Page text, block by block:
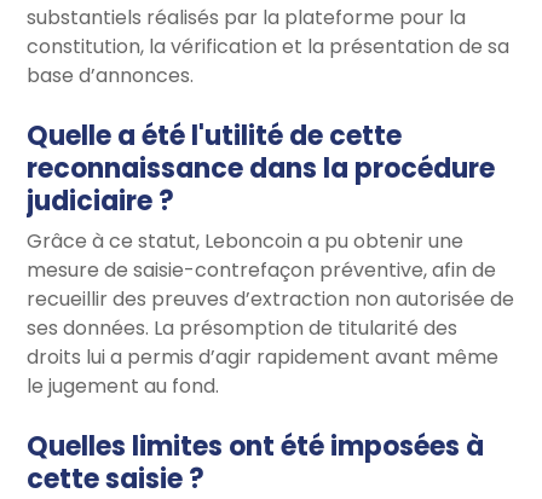
substantiels réalisés par la plateforme pour la
constitution, la vérification et la présentation de sa
base d’annonces.
Quelle a été l'utilité de cette
reconnaissance dans la procédure
judiciaire ?
Grâce à ce statut, Leboncoin a pu obtenir une
mesure de saisie-contrefaçon préventive, afin de
recueillir des preuves d’extraction non autorisée de
ses données. La présomption de titularité des
droits lui a permis d’agir rapidement avant même
le jugement au fond.
Quelles limites ont été imposées à
cette saisie ?